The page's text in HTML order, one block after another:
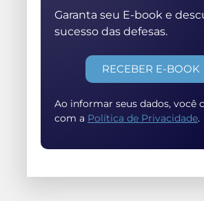
Garanta seu E-book e
sucesso das defesas.
RECEBER E-BOOK
Ao informar seus dados, você
com a Política de Privacidade.